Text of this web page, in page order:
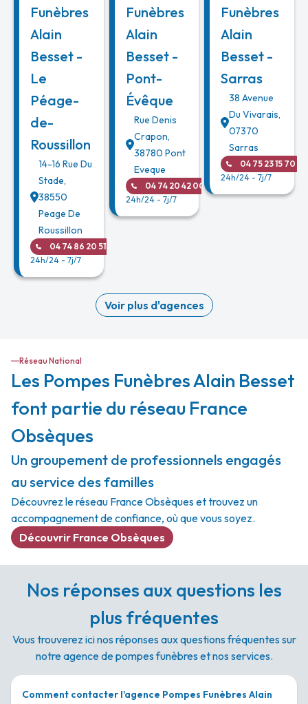
Funèbres
Alain
Besset -
Le
Péage-
de-
Roussillon
14-16 Rue Du
Stade,
38550
Peage De
Roussillon
04 74 86 20 51
24h/24 - 7j/7
Funèbres
Alain
Besset -
Pont-
Évêque
Rue Denis
Crapon,
38780 Pont
Eveque
04 74 20 42 00
24h/24 - 7j/7
Funèbres
Alain
Besset -
Sarras
38 Avenue
Du Vivarais,
07370
Sarras
04 75 23 15 70
24h/24 - 7j/7
Voir plus d'agences
Réseau National
Les Pompes Funèbres Alain Besset
font partie du réseau France
Obsèques
Un groupement de professionnels engagés
au service des familles
Découvrez le réseau France Obsèques et trouvez un
accompagnement de confiance, où que vous soyez.
Découvrir France Obsèques
Nos réponses aux questions les
plus fréquentes
Vous trouverez ici nos réponses aux questions fréquentes sur
notre agence de pompes funèbres et nos services.
Comment contacter l'agence Pompes Funèbres Alain